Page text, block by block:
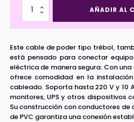
Cable
Poder
10A
cantidad
AÑADIR AL
Este cable de poder tipo trébol,
está pensado para conectar
eléctrica de manera segura. Con una
ofrece comodidad en la
cableado. Soporta hasta 220 V y 10
monitores, UPS y otros dispositivos
Su construcción con conductores de
de PVC garantiza una conexión